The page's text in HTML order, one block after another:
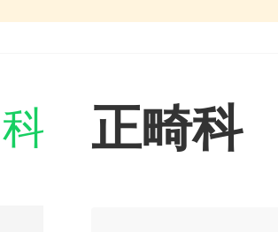
室 
正畸科